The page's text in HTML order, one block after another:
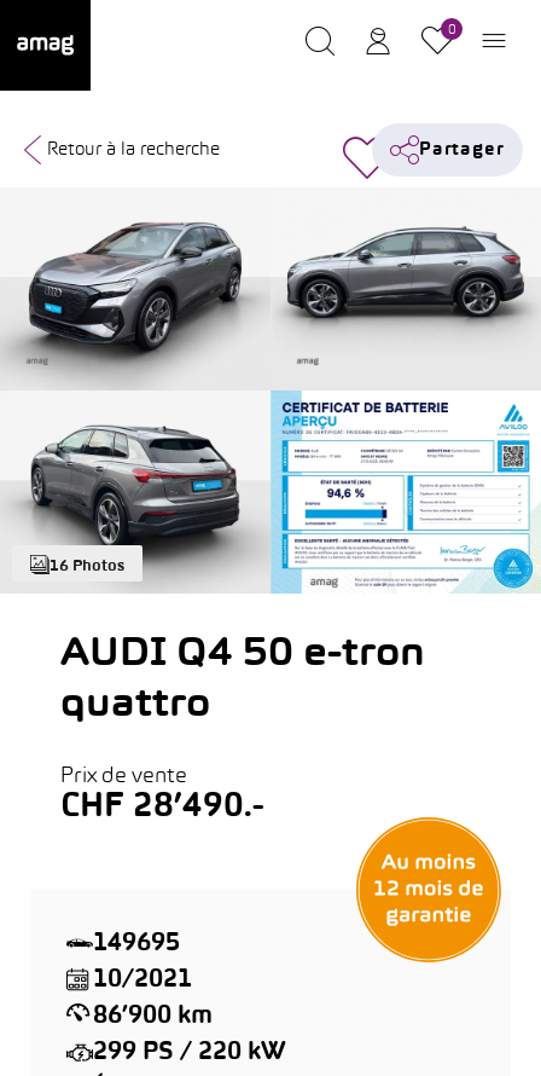
0
16 Photos
Retour à la recherche Partager
AUDI Q4 50 e-tron
quattro
Prix de vente
CHF 28’490.-
149695
10/2021
86’900 km
299 PS / 220 kW